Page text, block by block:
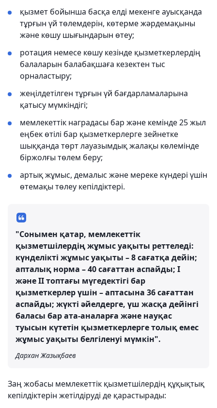
қызмет бойынша басқа елді мекенге ауысқанда
тұрғын үй төлемдерін, көтерме жәрдемақыны
және көшу шығындарын өтеу;
ротация немесе көшу кезінде қызметкерлердің
балаларын балабақшаға кезектен тыс
орналастыру;
жеңілдетілген тұрғын үй бағдарламаларына
қатысу мүмкіндігі;
мемлекеттік наградасы бар және кемінде 25 жыл
еңбек өтілі бар қызметкерлерге зейнетке
шыққанда төрт лауазымдық жалақы көлемінде
біржолғы төлем беру;
артық жұмыс, демалыс және мереке күндері үшін
өтемақы төлеу кепілдіктері.
"Сонымен қатар, мемлекеттік
қызметшілердің жұмыс уақыты реттеледі:
күнделікті жұмыс уақыты – 8 сағатқа дейін;
апталық норма – 40 сағаттан аспайды; I
және II топтағы мүгедектігі бар
қызметкерлер үшін – аптасына 36 сағаттан
аспайды; жүкті әйелдерге, үш жасқа дейінгі
баласы бар ата-аналарға және науқас
туысын күтетін қызметкерлерге толық емес
жұмыс уақыты белгіленуі мүмкін".
Дархан Жазықбаев
Заң жобасы мемлекеттік қызметшілердің құқықтық
кепілдіктерін жетілдіруді де қарастырады: